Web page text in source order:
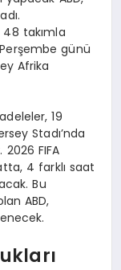
takımla
günü
Afrika
19
Stadı’nda
FIFA
4 farklı saat
Bu
ABD,